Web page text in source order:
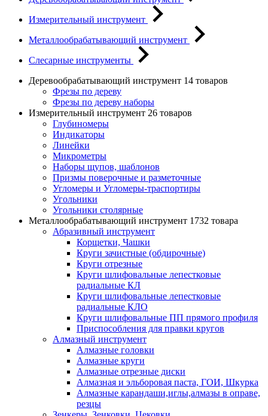
Измерительный инструмент
Металлообрабатывающий инструмент
Слесарные инструменты
Деревообрабатывающий инструмент 14 товаров
Фрезы по дереву
Фрезы по дереву наборы
Измерительный инструмент 26 товаров
Глубиномеры
Индикаторы
Линейки
Микрометры
Наборы щупов, шаблонов
Призмы поверочные и разметочные
Угломеры и Угломеры-траспортиры
Угольники
Угольники столярные
Металлообрабатывающий инструмент 1732 товара
Абразивный инструмент
Корщетки, Чашки
Круги зачистные (обдирочные)
Круги отрезные
Круги шлифовальные лепестковые
радиальные КЛ
Круги шлифовальные лепестковые
радиальные КЛО
Круги шлифовальные ПП прямого профиля
Приспособления для правки кругов
Алмазный инструмент
Алмазные головки
Алмазные круги
Алмазные отрезные диски
Алмазная и эльборовая паста, ГОИ, Шкурка
Алмазные карандаши,иглы,алмазы в оправе,
резцы